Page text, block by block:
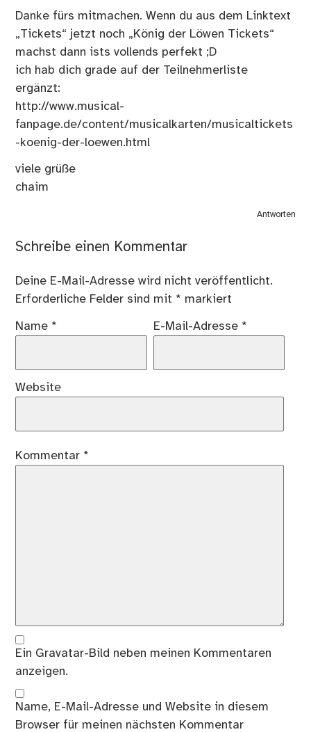
Danke fürs mitmachen. Wenn du aus dem Linktext
„Tickets“ jetzt noch „König der Löwen Tickets“
machst dann ists vollends perfekt ;D
ich hab dich grade auf der Teilnehmerliste
ergänzt:
http://www.musical-
fanpage.de/content/musicalkarten/musicaltickets
-koenig-der-loewen.html
viele grüße
chaim
Antworten
Schreibe einen Kommentar
Deine E-Mail-Adresse wird nicht veröffentlicht.
Erforderliche Felder sind mit * markiert
Name * E-Mail-Adresse *
Website
Kommentar *
Ein Gravatar-Bild neben meinen Kommentaren
anzeigen.
Name, E-Mail-Adresse und Website in diesem
Browser für meinen nächsten Kommentar